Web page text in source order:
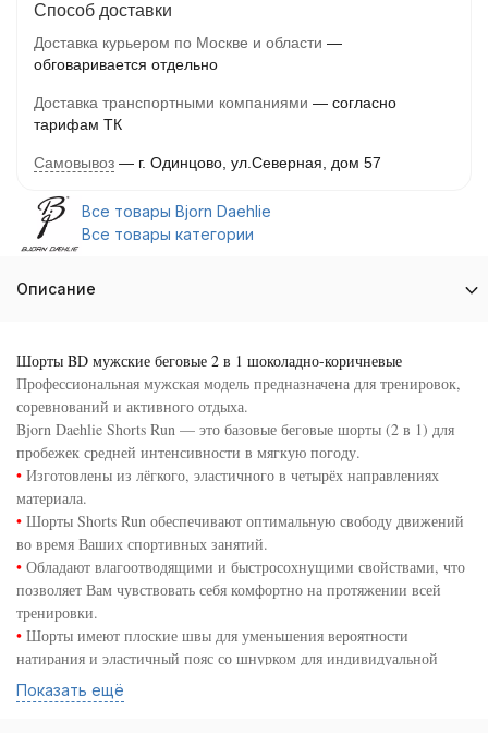
Способ доставки
Доставка курьером по Москве и области
обговаривается отдельно
Доставка транспортными компаниями
согласно
тарифам ТК
Самовывоз г. Одинцово, ул.Северная, дом 57
Все товары Bjorn Daehlie
Все товары категории
Описание
Шорты BD мужские беговые 2 в 1 шоколадно-коричневые
Профессиональная мужская модель предназначена для тренировок,
соревнований и активного отдыха.
Bjorn Daehlie Shorts Run — это базовые беговые шорты (2 в 1) для
пробежек средней интенсивности в мягкую погоду.
• Изготовлены из лёгкого, эластичного в четырёх направлениях
материала.
• Шорты Shorts Run обеспечивают оптимальную свободу движений
во время Ваших спортивных занятий.
• Обладают влагоотводящими и быстросохнущими свойствами, что
позволяет Вам чувствовать себя комфортно на протяжении всей
тренировки.
• Шорты имеют плоские швы для уменьшения вероятности
натирания и эластичный пояс со шнурком для индивидуальной
подгонки.
•Материальная композиция: полиэстер 92%, эластан 8%.
Показать ещё